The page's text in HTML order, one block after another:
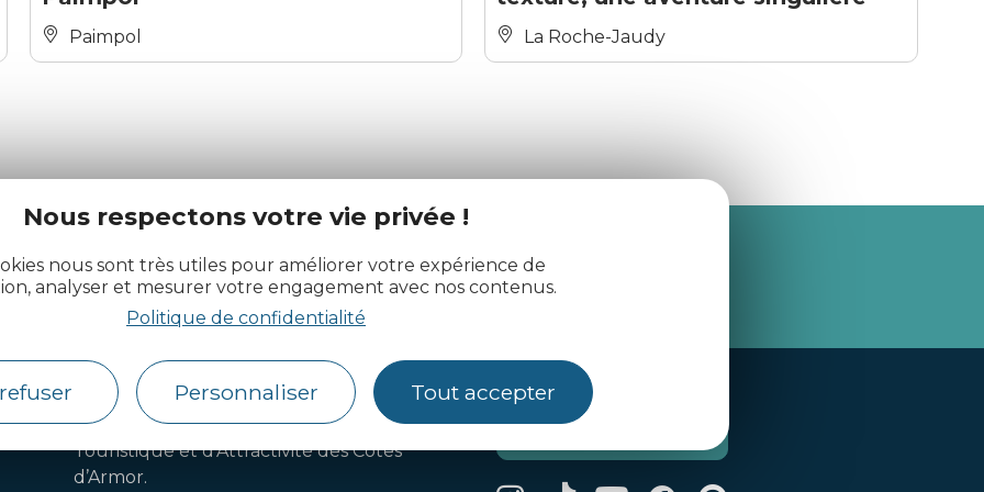
Nous respectons votre vie privée !
nous sont très utiles pour améliorer votre expérience de
analyser et mesurer votre engagement avec nos contenus.
Politique de confidentialité
Personnaliser Tout accepter
Paimpol La Roche-Jaudy
des Côtes d’Armor
Côtes d’Armor Destination
Agence de Développement
Touristique et d’Attractivité des Côtes
d’Armor.